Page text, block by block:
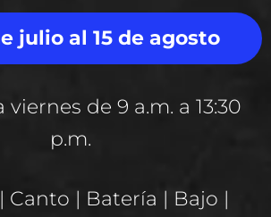
julio al 15 de agosto
viernes de 9 a.m. a 13:30
p.m.
Canto | Batería | Bajo |